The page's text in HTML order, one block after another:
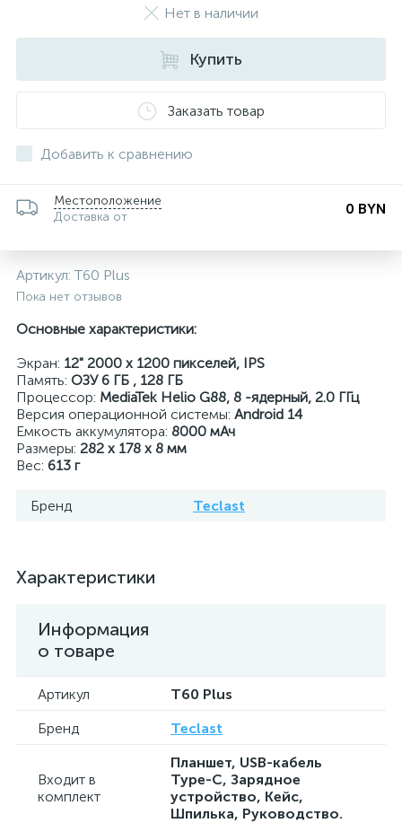
Нет в наличии
Купить
Заказать товар
Добавить к сравнению
Местоположение
Доставка от
0 BYN
Артикул:T60 Plus
Пока нет отзывов
Основные характеристики:
Экран: 12" 2000 x 1200 пикселей, IPS
Память: ОЗУ 6 ГБ , 128 ГБ
Процессор: MediaTek Helio G88, 8 -ядерный, 2.0 ГГц
Версия операционной системы: Android 14
Емкость аккумулятора: 8000 мАч
Размеры: 282 x 178 x 8 мм
Вес: 613 г
Бренд Teclast
Характеристики
Информация
о товаре
Артикул
T60 Plus
Бренд
Teclast
Входит в
комплект
Планшет, USB-кабель
Type-C, Зарядное
устройство, Кейс,
Шпилька, Руководство.